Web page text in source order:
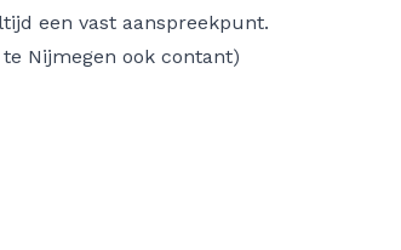
een vast aanspreekpunt.
Nijmegen ook contant)